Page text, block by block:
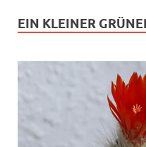
EIN KLEINER